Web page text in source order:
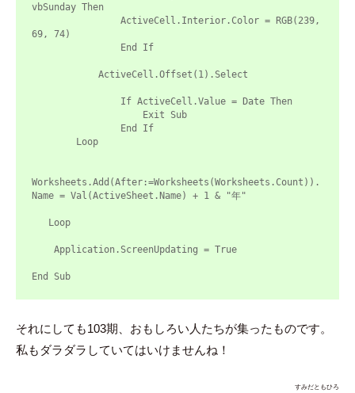
vbSunday Then
                ActiveCell.Interior.Color = RGB(239,
69, 74)
            ActiveCell.Offset(1).Select
Worksheets.Add(After:=Worksheets(Worksheets.Count)).
Name = Val(ActiveSheet.Name) + 1 & "年"
    Application.ScreenUpdating = True
End Sub
それにしても103期、おもしろい人たちが集ったものです。
私もダラダラしていてはいけませんね！
すみだともひろ